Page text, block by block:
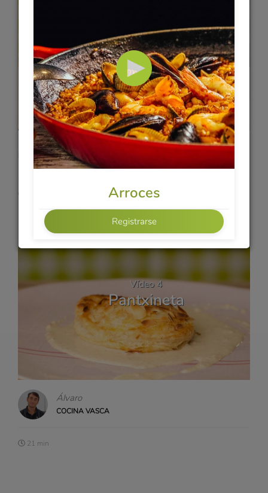
Vídeo 3
Merluza en Salsa Verde
Álvaro
COCINA VASCA
Vídeo 4
Pantxineta
Álvaro
COCINA VASCA
21 min
Arroces
Registrarse